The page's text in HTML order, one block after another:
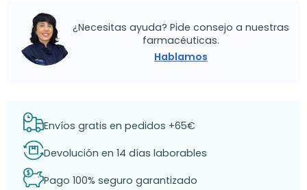
¿Necesitas ayuda? Pide consejo a nuestras
farmacéuticas.
Hablamos
Envíos gratis en pedidos +65€
Devolución en 14 días laborables
Pago 100% seguro garantizado